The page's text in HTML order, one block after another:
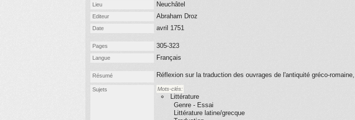
Lieu Neuchâtel
Editeur Abraham Droz
Date avril 1751
Pages 305-323
Langue Français
Résumé Réflexion sur la traduction des ouvrages de l'antiquité gréco-
Sujets Mots-clés:
Littérature
Genre - Essai
Littérature latine/grecque